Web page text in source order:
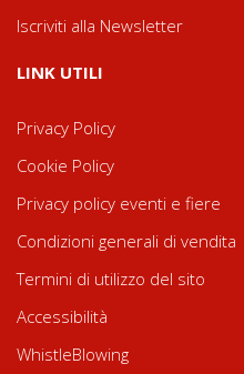
Iscriviti alla Newsletter
LINK UTILI
Privacy Policy
Cookie Policy
Privacy policy eventi e fiere
Condizioni generali di vendita
Termini di utilizzo del sito
Accessibilità
WhistleBlowing